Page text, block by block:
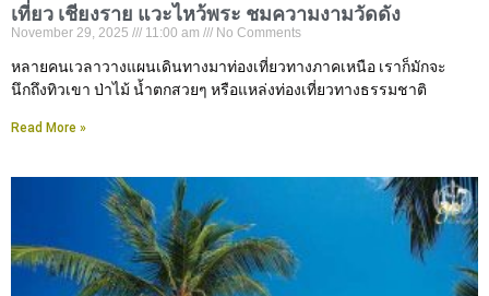
เที่ยว เชียงราย แวะไหว้พระ ชมความงามวัดดัง
November 29, 2025 11:00 am No Comments
หลายคนเวลาวางแผนเดินทางมาท่องเที่ยวทางภาคเหนือ เราก็มักจะ
นึกถึงทิวเขา ป่าไม้ น้ำตกสวยๆ หรือแหล่งท่องเที่ยวทางธรรมชาติ
Read More »